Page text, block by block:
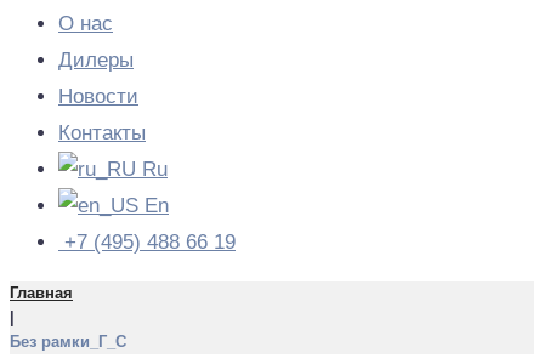
О нас
Дилеры
Новости
Контакты
Ru
En
+7 (495) 488 66 19
Главная
Без рамки_Г_С